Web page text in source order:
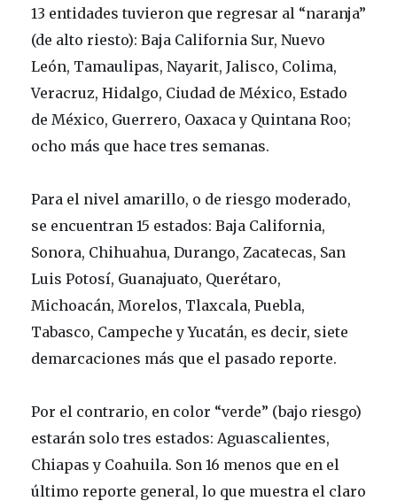
13 entidades tuvieron que regresar al “naranja”
(de alto riesto): Baja California Sur, Nuevo
León, Tamaulipas, Nayarit, Jalisco, Colima,
Veracruz, Hidalgo, Ciudad de México, Estado
de México, Guerrero, Oaxaca y Quintana Roo;
ocho más que hace tres semanas.
Para el nivel amarillo, o de riesgo moderado,
se encuentran 15 estados: Baja California,
Sonora, Chihuahua, Durango, Zacatecas, San
Luis Potosí, Guanajuato, Querétaro,
Michoacán, Morelos, Tlaxcala, Puebla,
Tabasco, Campeche y Yucatán, es decir, siete
demarcaciones más que el pasado reporte.
Por el contrario, en color “verde” (bajo riesgo)
estarán solo tres estados: Aguascalientes,
Chiapas y Coahuila. Son 16 menos que en el
último reporte general, lo que muestra el claro